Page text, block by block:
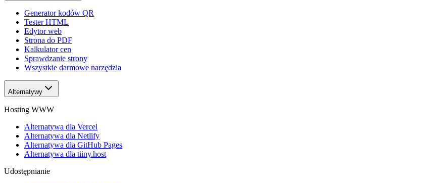
Generator kodów QR
Tester HTML
Edytor web
Strona do PDF
Kalkulator cen
Sprawdzanie strony
Wszystkie darmowe narzędzia
Alternatywy
Hosting WWW
Alternatywa dla Vercel
Alternatywa dla Netlify
Alternatywa dla GitHub Pages
Alternatywa dla tiiny.host
Udostępnianie